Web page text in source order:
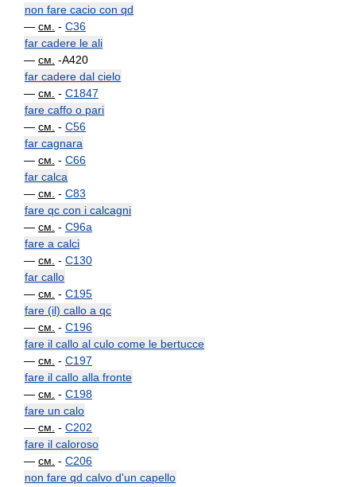
non fare cacio con qd
— см. - C36
far cadere le ali
— см. -A420
far cadere dal cielo
— см. - C1847
fare caffo o pari
— см. - C56
far cagnara
— см. - C66
far calca
— см. - C83
fare qc con i calcagni
— см. - C96a
fare a calci
— см. - C130
far callo
— см. - C195
fare (il) callo a qc
— см. - C196
fare il callo al culo come le bertucce
— см. - C197
fare il callo alla fronte
— см. - C198
fare un calo
— см. - C202
fare il caloroso
— см. - C206
non fare qd calvo d'un capello